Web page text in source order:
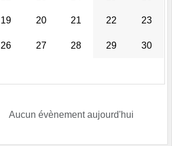
19 20 21 22 23
26 27 28 29 30
Aucun évènement aujourd'hui